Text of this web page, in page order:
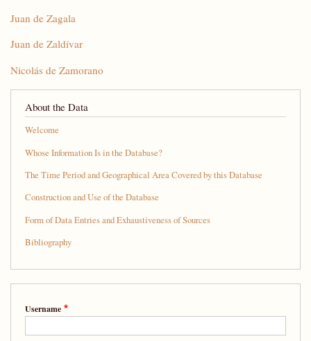
Juan de Zagala
Juan de Zaldívar
Nicolás de Zamorano
About the Data
Welcome
Whose Information Is in the Database?
The Time Period and Geographical Area Covered by this Database
Construction and Use of the Database
Form of Data Entries and Exhaustiveness of Sources
Bibliography
Username